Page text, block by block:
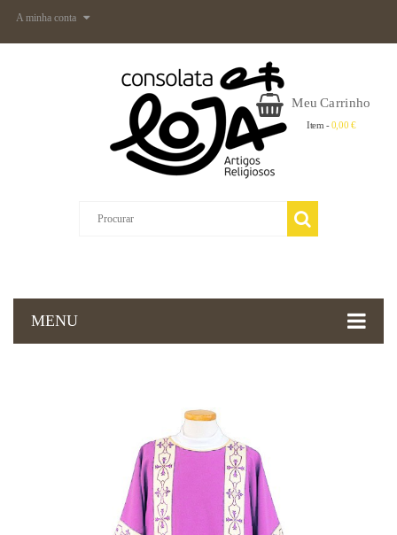
A minha conta
Meu Carrinho
Item - 0,00 €
MENU